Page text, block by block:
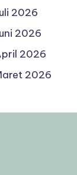
2026
2026
2026
2026